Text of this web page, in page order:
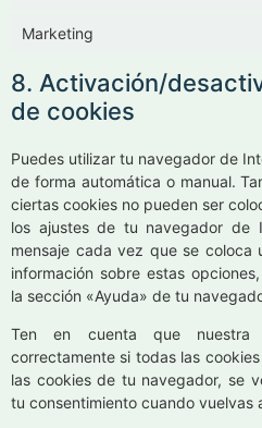
Marketing
8. Activación/
de cookies
Puedes utilizar tu navegador de
de forma automática o manual.
ciertas cookies no pueden ser
los ajustes de tu navegador de
mensaje cada vez que se coloca
información sobre estas
la sección «Ayuda» de tu
Ten en cuenta que nuestra
correctamente si todas las
las cookies de tu navegador, se
tu consentimiento cuando vuelvas